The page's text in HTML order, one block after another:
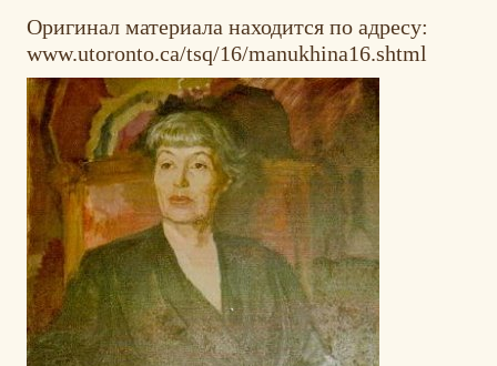
Оригинал материала находится по адресу:
www.utoronto.ca/tsq/16/manukhina16.shtml